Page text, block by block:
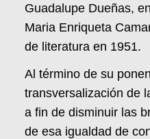
Guadalupe Dueñas,
Maria Enriqueta
de literatura en 1951.
Al término de su
transversalización de
a fin de disminuir las
de esa igualdad de